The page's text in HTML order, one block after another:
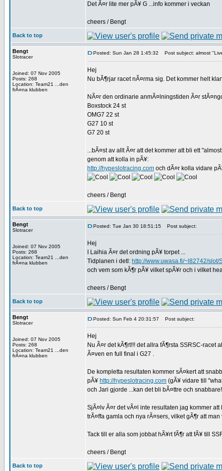
Det Ã¤r lite mer pÃ¥ G ...info kommer i veckan
cheers / Bengt
Back to top
Bengt
Slotracer
Joined: 07 Nov 2005
Posts: 268
Location: Team21 ...den
frÃ¤na klubben
Posted: Sun Jan 28 1:45:32 Post subject: almost
Hej
Nu bÃ¶rjar racet nÃ¤rma sig. Det kommer helt
NÃ¤r den ordinarie anmÃ¤lningstiden Ã¤r
Boxstock 24 st
OMG7 22 st
G27 10 st
G7 20 st
...bÃ¤st av allt Ã¤r att det kommer att bli ett
genom att kolla in pÃ¥:
http://hypeslotracing.com och dÃ¤r kolla vidare
cheers / Bengt
Back to top
Bengt
Slotracer
Joined: 07 Nov 2005
Posts: 268
Location: Team21 ...den
frÃ¤na klubben
Posted: Tue Jan 30 18:51:15 Post subject:
Hej
I Laihia Ã¤r det ordning pÃ¥ torpet ...
Tidplanen i detl: http://www.uwasa.fi/~l82742/
och vem som kÃ¶r pÃ¥ vilket spÃ¥r och i vilket
cheers / Bengt
Back to top
Bengt
Slotracer
Joined: 07 Nov 2005
Posts: 268
Location: Team21 ...den
frÃ¤na klubben
Posted: Sun Feb 4 20:31:57 Post subject:
Hej
Nu Ã¤r det kÃ¶rt!!! det allra fÃ¶rsta SSRSC-racet
Ã¤ven en full final i G27 .
De kompletta resultaten kommer sÃ¤kert att
pÃ¥ http://hypeslotracing.com (gÃ¥ vidare till
och Jari gjorde ...kan det bli bÃ¤ttre och
SjÃ¤lv Ã¤r det vÃ¤l inte resultaten jag kommer
trÃ¤ffa gamla och nya rÃ¤sers, vilket gÃ¶r att
Tack till er alla som jobbat hÃ¥rt fÃ¶r att fÃ¥ till
cheers / Bengt
Back to top